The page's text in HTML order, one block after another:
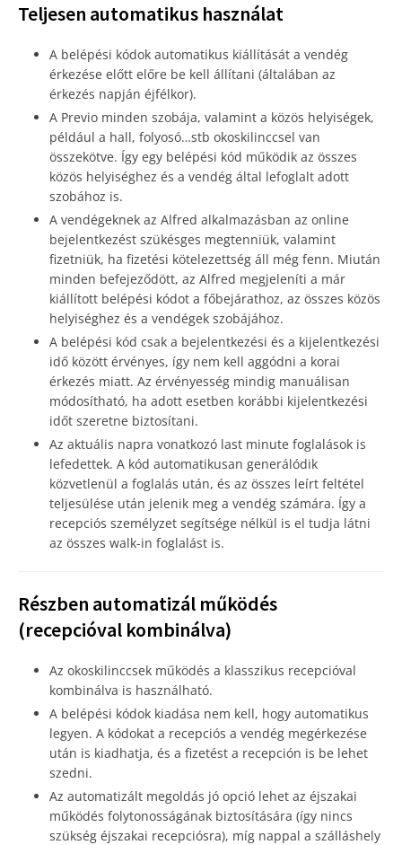
Teljesen automatikus használat
A belépési kódok automatikus kiállítását a vendég
érkezése előtt előre be kell állítani (általában az
érkezés napján éjfélkor).
A Previo minden szobája, valamint a közös helyiségek,
például a hall, folyosó…stb okoskilinccsel van
összekötve. Így egy belépési kód működik az összes
közös helyiséghez és a vendég által lefoglalt adott
szobához is.
A vendégeknek az Alfred alkalmazásban az online
bejelentkezést szükésges megtenniük, valamint
fizetniük, ha fizetési kötelezettség áll még fenn. Miután
minden befejeződött, az Alfred megjeleníti a már
kiállított belépési kódot a főbejárathoz, az összes közös
helyiséghez és a vendégek szobájához.
A belépési kód csak a bejelentkezési és a kijelentkezési
idő között érvényes, így nem kell aggódni a korai
érkezés miatt. Az érvényesség mindig manuálisan
módosítható, ha adott esetben korábbi kijelentkezési
időt szeretne biztosítani.
Az aktuális napra vonatkozó last minute foglalások is
lefedettek. A kód automatikusan generálódik
közvetlenül a foglalás után, és az összes leírt feltétel
teljesülése után jelenik meg a vendég számára. Így a
recepciós személyzet segítsége nélkül is el tudja látni
az összes walk-in foglalást is.
Részben automatizál működés
(recepcióval kombinálva)
Az okoskilinccsek működés a klasszikus recepcióval
kombinálva is használható.
A belépési kódok kiadása nem kell, hogy automatikus
legyen. A kódokat a recepciós a vendég megérkezése
után is kiadhatja, és a fizetést a recepción is be lehet
szedni.
Az automatizált megoldás jó opció lehet az éjszakai
működés folytonosságának biztosítására (így nincs
szükség éjszakai recepciósra), míg nappal a szálláshely